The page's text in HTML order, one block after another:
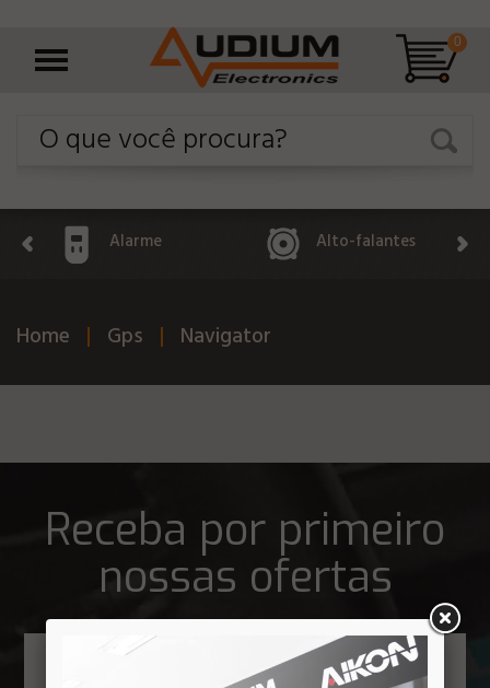
0
Alarme Alto-falantes
Home Gps Navigator
Receba por primeiro
nossas ofertas